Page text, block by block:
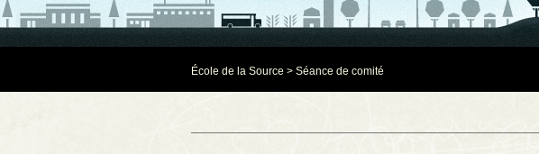
École de la Source > Séance de comité